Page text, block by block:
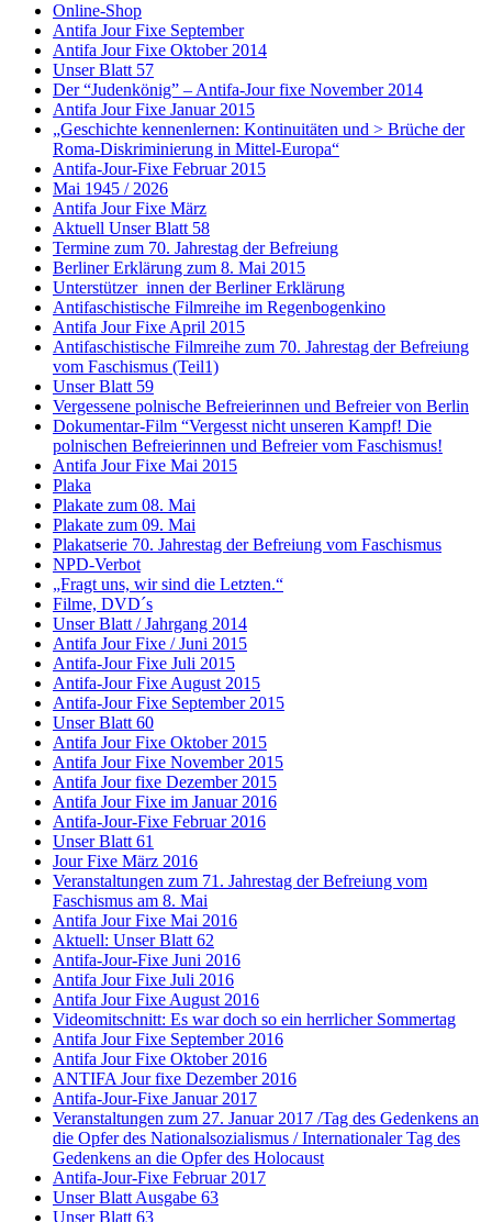
Online-Shop
Antifa Jour Fixe September
Antifa Jour Fixe Oktober 2014
Unser Blatt 57
Der “Judenkönig” – Antifa-Jour fixe November 2014
Antifa Jour Fixe Januar 2015
„Geschichte kennenlernen: Kontinuitäten und > Brüche der
Roma-Diskriminierung in Mittel-Europa“
Antifa-Jour-Fixe Februar 2015
Mai 1945 / 2026
Antifa Jour Fixe März
Aktuell Unser Blatt 58
Termine zum 70. Jahrestag der Befreiung
Berliner Erklärung zum 8. Mai 2015
Unterstützer_innen der Berliner Erklärung
Antifaschistische Filmreihe im Regenbogenkino
Antifa Jour Fixe April 2015
Antifaschistische Filmreihe zum 70. Jahrestag der Befreiung
vom Faschismus (Teil1)
Unser Blatt 59
Vergessene polnische Befreierinnen und Befreier von Berlin
Dokumentar-Film “Vergesst nicht unseren Kampf! Die
polnischen Befreierinnen und Befreier vom Faschismus!
Antifa Jour Fixe Mai 2015
Plaka
Plakate zum 08. Mai
Plakate zum 09. Mai
Plakatserie 70. Jahrestag der Befreiung vom Faschismus
NPD-Verbot
„Fragt uns, wir sind die Letzten.“
Filme, DVD´s
Unser Blatt / Jahrgang 2014
Antifa Jour Fixe / Juni 2015
Antifa-Jour Fixe Juli 2015
Antifa-Jour Fixe August 2015
Antifa-Jour Fixe September 2015
Unser Blatt 60
Antifa Jour Fixe Oktober 2015
Antifa Jour Fixe November 2015
Antifa Jour fixe Dezember 2015
Antifa Jour Fixe im Januar 2016
Antifa-Jour-Fixe Februar 2016
Unser Blatt 61
Jour Fixe März 2016
Veranstaltungen zum 71. Jahrestag der Befreiung vom
Faschismus am 8. Mai
Antifa Jour Fixe Mai 2016
Aktuell: Unser Blatt 62
Antifa-Jour-Fixe Juni 2016
Antifa Jour Fixe Juli 2016
Antifa Jour Fixe August 2016
Videomitschnitt: Es war doch so ein herrlicher Sommertag
Antifa Jour Fixe September 2016
Antifa Jour Fixe Oktober 2016
ANTIFA Jour fixe Dezember 2016
Antifa-Jour-Fixe Januar 2017
Veranstaltungen zum 27. Januar 2017 /Tag des Gedenkens an
die Opfer des Nationalsozialismus / Internationaler Tag des
Gedenkens an die Opfer des Holocaust
Antifa-Jour-Fixe Februar 2017
Unser Blatt Ausgabe 63
Unser Blatt 63